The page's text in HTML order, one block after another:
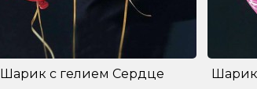
Шарик с гелием Сердце